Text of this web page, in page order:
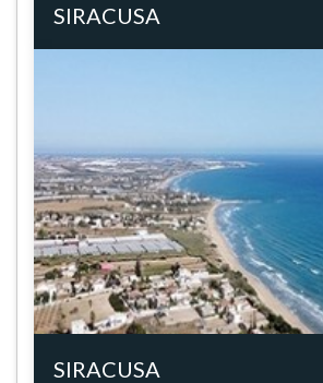
SIRACUSA
SIRACUSA